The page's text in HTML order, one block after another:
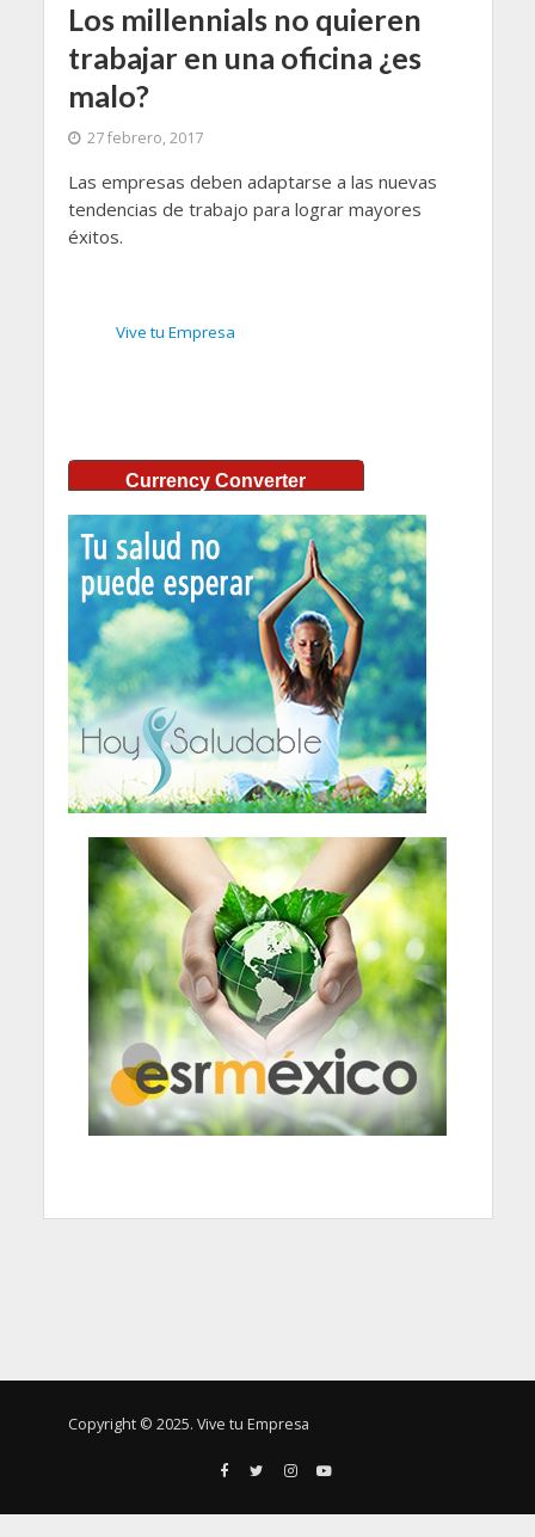
Los millennials no quieren
trabajar en una oficina ¿es
malo?
27 febrero, 2017
Las empresas deben adaptarse a las nuevas
tendencias de trabajo para lograr mayores
éxitos.
Vive tu Empresa
Currency Converter
Copyright © 2025. Vive tu Empresa